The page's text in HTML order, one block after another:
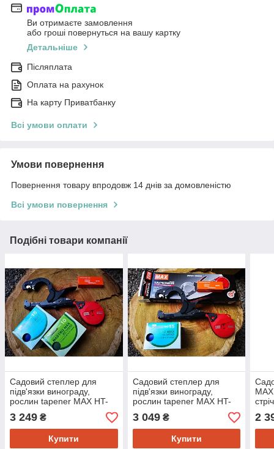
Ви отримаєте замовлення
або гроші повернуться на вашу картку
Детальніше
Післяплата
Оплата на рахунок
На карту Приватбанку
Всі умови оплати
Умови повернення
Повернення товару впродовж 14 днів за домовленістю
Всі умови повернення
Подібні товари компанії
Садовий степлер для
підв'язки винограду,
рослин tapener MAX HT-
R45C(RD) + Стрічка 20шт
+ Скоби 10000 шт Набір
08К Максі
3 249 ₴
Купити
Садовий степлер для
підв'язки винограду,
рослин tapener MAX HT-
R45C(RD) + Стрічка +
Скоби 10 000шт.
(японський тапенер
3 049₴
Купити
2